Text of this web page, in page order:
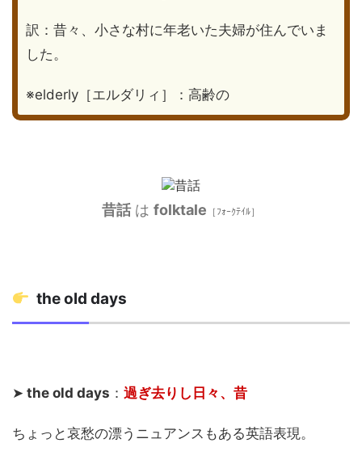
訳：昔々、小さな村に年老いた夫婦が住んでいま
した。
※elderly［エルダリィ］：高齢の
昔話は folktale ［ﾌｫｰｸﾃｲﾙ］
the old days
➤ the old days ： 過ぎ去りし日々、昔
ちょっと哀愁の漂うニュアンスもある英語表現。